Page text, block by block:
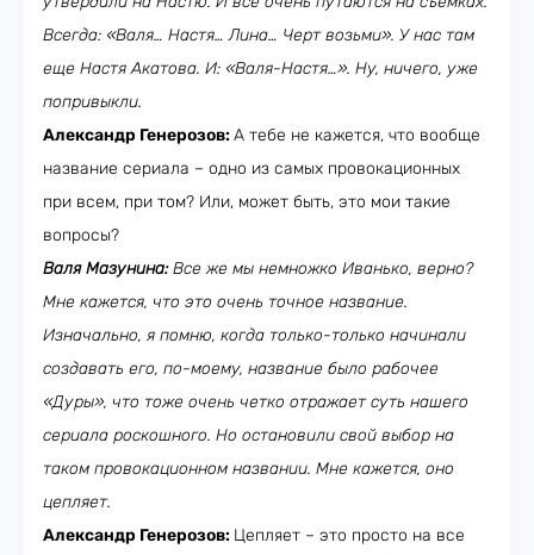
Всегда: «Валя… Настя… Лина… Черт возьми». У нас там
еще Настя Акатова. И: «Валя-Настя…». Ну, ничего, уже
попривыкли.
Александр Генерозов:А тебе не кажется, что вообще
название сериала – одно из самых провокационных
при всем, при том? Или, может быть, это мои такие
вопросы?
Валя Мазунина:Все же мы немножко Иванько, верно?
Мне кажется, что это очень точное название.
Изначально, я помню, когда только-только начинали
создавать его, по-моему, название было рабочее
«Дуры», что тоже очень четко отражает суть нашего
сериала роскошного. Но остановили свой выбор на
таком провокационном названии. Мне кажется, оно
цепляет.
Александр Генерозов: Цепляет – это просто на все